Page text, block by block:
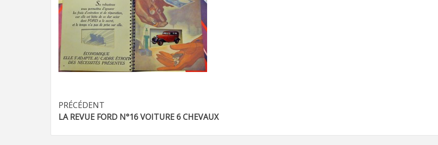
Navigation
d’article
PRÉCÉDENT
LA REVUE FORD N°16 VOITURE 6 CHEVAUX